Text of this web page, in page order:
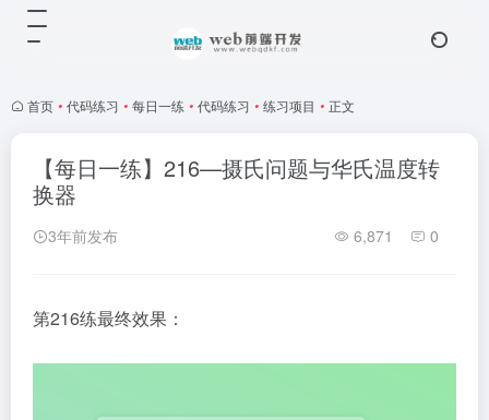
首页 • 代码练习 • 每日一练 • 代码练习 • 练习项目 • 正文
【每日一练】216—摄氏问题与华氏温度转
换器
3年前发布 6,871 0
第216练最终效果：